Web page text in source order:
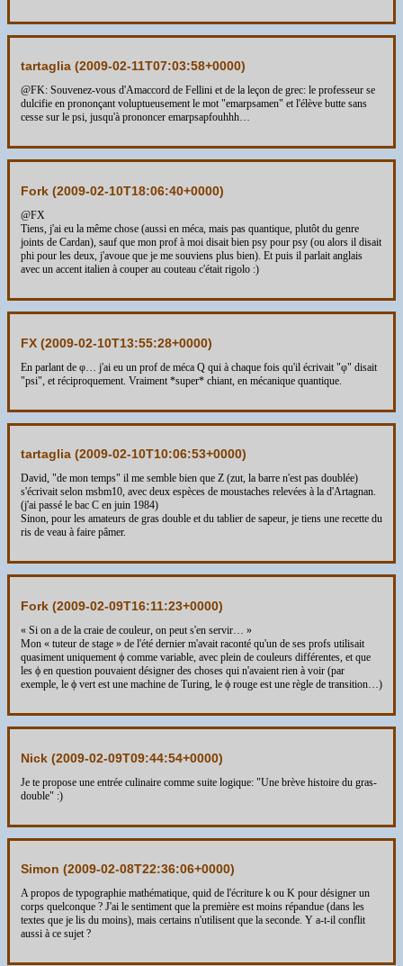
tartaglia (2009-02-11T07:03:58+0000)
@FK: Souvenez-vous d'Amaccord de Fellini et de la leçon de grec: le professeur se
dulcifie en prononçant voluptueusement le mot "emarpsamen" et l'élève butte sans
cesse sur le psi, jusqu'à prononcer emarpsapfouhhh…
Fork (2009-02-10T18:06:40+0000)
@FX
Tiens, j'ai eu la même chose (aussi en méca, mais pas quantique, plutôt du genre
joints de Cardan), sauf que mon prof à moi disait bien psy pour psy (ou alors il disait
phi pour les deux, j'avoue que je me souviens plus bien). Et puis il parlait anglais
avec un accent italien à couper au couteau c'était rigolo :)
FX (2009-02-10T13:55:28+0000)
En parlant de φ… j'ai eu un prof de méca Q qui à chaque fois qu'il écrivait "φ" disait
"psi", et réciproquement. Vraiment *super* chiant, en mécanique quantique.
tartaglia (2009-02-10T10:06:53+0000)
David, "de mon temps" il me semble bien que Z (zut, la barre n'est pas doublée)
s'écrivait selon msbm10, avec deux espèces de moustaches relevées à la d'Artagnan.
(j'ai passé le bac C en juin 1984)
Sinon, pour les amateurs de gras double et du tablier de sapeur, je tiens une recette du
ris de veau à faire pâmer.
Fork (2009-02-09T16:11:23+0000)
« Si on a de la craie de couleur, on peut s'en servir… »
Mon « tuteur de stage » de l'été dernier m'avait raconté qu'un de ses profs utilisait
quasiment uniquement ϕ comme variable, avec plein de couleurs différentes, et que
les ϕ en question pouvaient désigner des choses qui n'avaient rien à voir (par
exemple, le ϕ vert est une machine de Turing, le ϕ rouge est une règle de transition…)
Nick (2009-02-09T09:44:54+0000)
Je te propose une entrée culinaire comme suite logique: "Une brève histoire du gras-
double" :)
Simon (2009-02-08T22:36:06+0000)
A propos de typographie mathématique, quid de l'écriture k ou K pour désigner un
corps quelconque ? J'ai le sentiment que la première est moins répandue (dans les
textes que je lis du moins), mais certains n'utilisent que la seconde. Y a-t-il conflit
aussi à ce sujet ?